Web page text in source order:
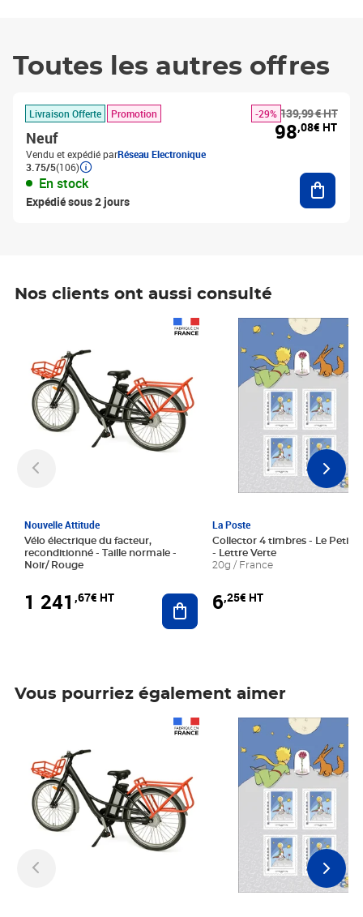
Toutes les autres offres
Livraison Offerte Promotion
Neuf
Vendu et expédié parRéseau Electronique
3.75/5(106)
En stock
Expédié sous 2 jours
139,99 € HT
-29%
98,08€ HT
Nos clients ont aussi consulté
Nouvelle Attitude
Vélo électrique du facteur,
reconditionné - Taille normale -
Noir/ Rouge
1 241 ,67€ HT Ajouter au panier
La Poste
Collector 4 timbres - Le Petit
- Lettre Verte
20g / France
6,25€ HT
Prix 6,25€ HT
Vous pourriez également aimer
Prix 6,25€ HT